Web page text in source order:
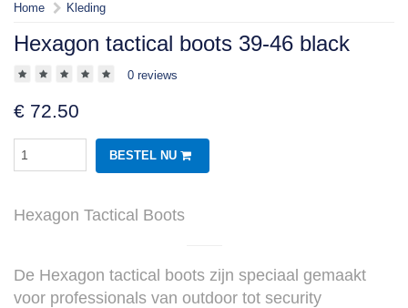
Home Kleding
Hexagon tactical boots 39-46 black
0 reviews
€ 72.50
BESTEL NU
Hexagon Tactical Boots
De Hexagon tactical boots zijn speciaal gemaakt
voor professionals van outdoor tot security